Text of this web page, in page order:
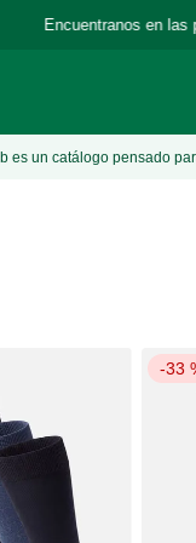
Encuentranos en las
es un catálogo pensado
-33